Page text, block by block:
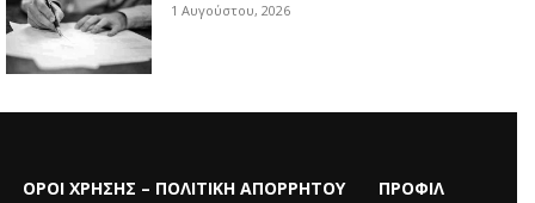
1 Αυγούστου, 2026
ΟΡΟΙ ΧΡΗΣΗΣ – ΠΟΛΙΤΙΚΗ ΑΠΟΡΡΗΤΟΥ ΠΡΟΦΙΛ